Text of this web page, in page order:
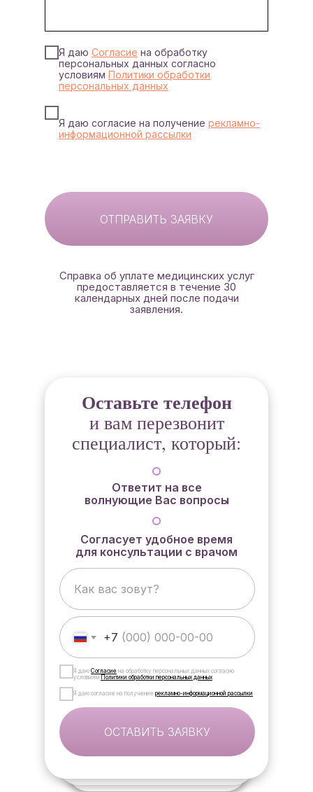
Я даю Согласие на обработку
персональных данных согласно
условиям Политики обработки
персональных данных
Я даю согласие на получение рекламно-
информационной рассылки
ОТПРАВИТЬ ЗАЯВКУ
Справка об уплате медицинских услуг
предоставляется в течение 30
календарных дней после подачи
заявления.
+7
Я даю Согласие на обработку персональных данных согласно
условиям Политики обработки персональных данных
Я даю согласие на получение рекламно-информационной рассылки
ОСТАВИТЬ ЗАЯВКУ
Оставьте телефон
и вам перезвонит
специалист, который:
Ответит на все
волнующие Вас вопросы
Согласует удобное время
для консультации с врачом